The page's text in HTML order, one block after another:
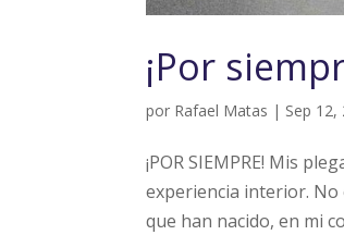
¡Por
por Rafael Matas | Sep 12,
¡POR SIEMPRE! Mis
experiencia interior.
que han nacido, en mi